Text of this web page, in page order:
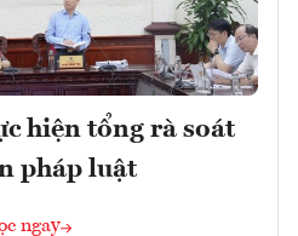
hiện tổng rà soát
pháp luật
ngay